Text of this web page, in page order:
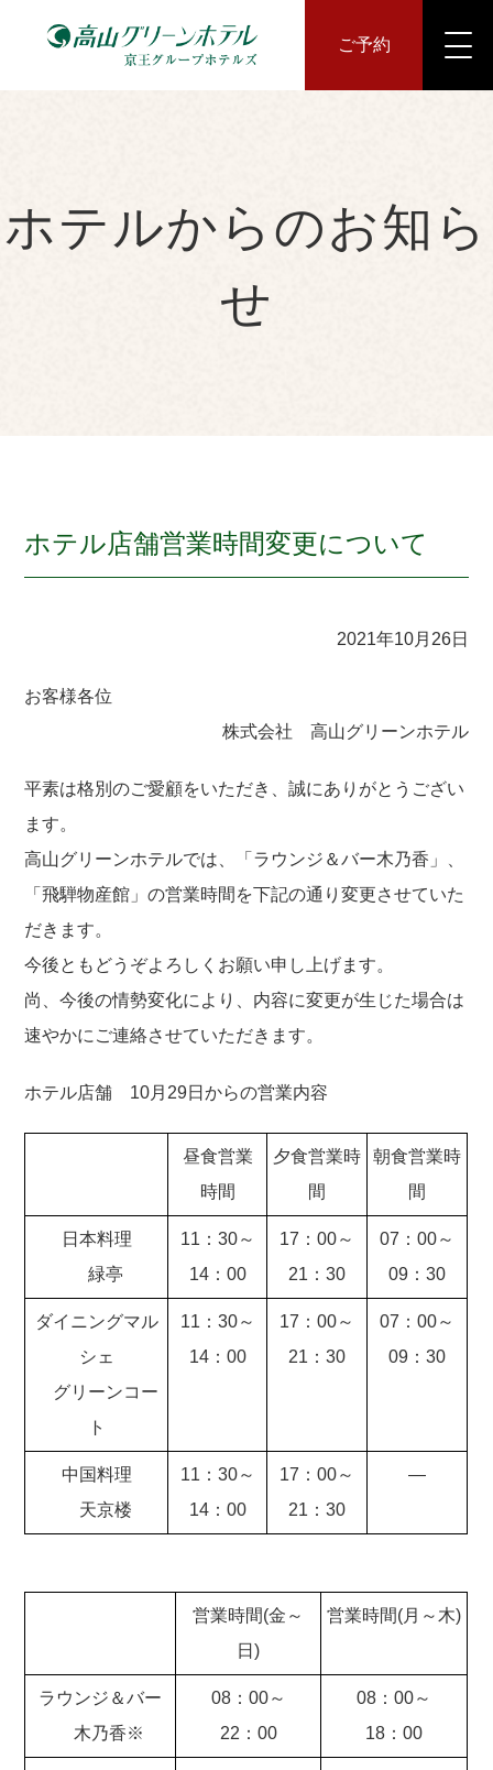
ご予約
ホテルからのお知ら
せ
ホテル店舗営業時間変更について
2021年10月26日
お客様各位
株式会社 高山グリーンホテル
平素は格別のご愛顧をいただき、誠にありがとうござい
ます。
高山グリーンホテルでは、「ラウンジ＆バー木乃香」、
「飛騨物産館」の営業時間を下記の通り変更させていた
だきます。
今後ともどうぞよろしくお願い申し上げます。
尚、今後の情勢変化により、内容に変更が生じた場合は
速やかにご連絡させていただきます。
ホテル店舗 10月29日からの営業内容
昼食営業
時間
夕食営業時
間
朝食営業時
間
日本料理
緑亭
11：30～
14：00
17：00～
21：30
07：00～
09：30
ダイニングマル
シェ
グリーンコー
ト
11：30～
14：00
17：00～
21：30
07：00～
09：30
中国料理
天京楼
11：30～
14：00
17：00～
21：30
―
営業時間(金～
日)
営業時間(月～木)
ラウンジ＆バー
木乃香※
08：00～
22：00
08：00～
18：00